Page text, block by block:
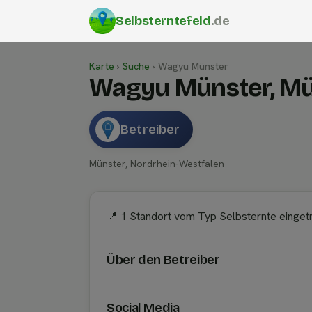
Selbsterntefeld.de
Karte › Suche › Wagyu Münster
Wagyu Münster,
Betreiber
Münster, Nordrhein-Westfalen
📍 1 Standort vom Typ Selbsternte
Über den Betreiber
Social Media